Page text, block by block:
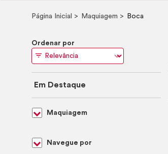
Página Inicial Maquiagem Boca
Ordenar por
Em Destaque
Maquiagem
Navegue por